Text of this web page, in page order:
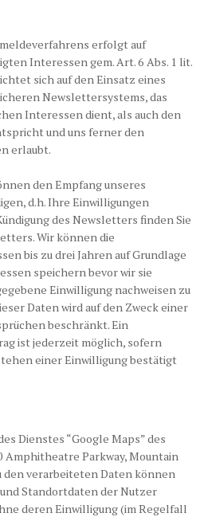
erfolgt auf
Interessen gem. Art. 6 Abs. 1 lit.
sich auf den Einsatz eines
Newslettersystems, das
Interessen dient, als auch den
und uns ferner den
erlaubt.
den Empfang unseres
d.h. Ihre Einwilligungen
des Newsletters finden Sie
Wir können die
bis zu drei Jahren auf Grundlage
speichern bevor wir sie
Einwilligung nachweisen zu
Daten wird auf den Zweck einer
beschränkt. Ein
ist jederzeit möglich, sofern
einer Einwilligung bestätigt
Dienstes “Google Maps” des
Amphitheatre Parkway, Mountain
den verarbeiteten Daten können
Standortdaten der Nutzer
deren Einwilligung (im Regelfall